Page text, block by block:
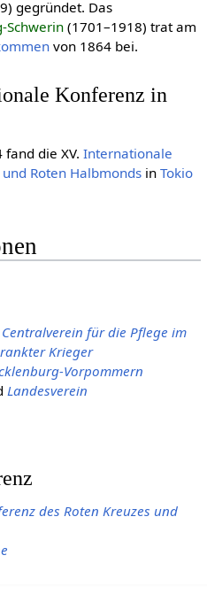
gegründet. Das
Schwerin(1701–1918) trat am
von 1864 bei.
Konferenz in
die XV. Internationale
Roten Halbmondsin Tokio
für die Pflege im
Krieger
Vorpommern
Landesverein
des Roten Kreuzes und